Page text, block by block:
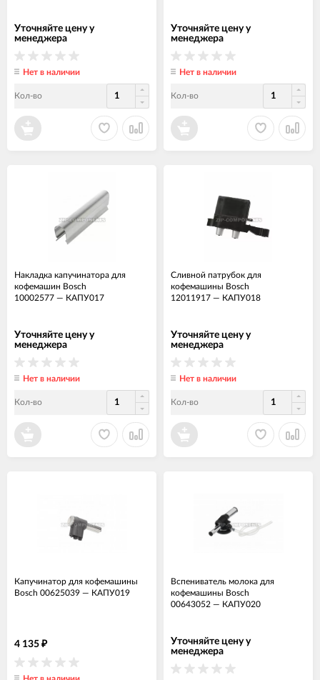
Уточняйте цену у
менеджера
Нет в наличии
Кол-во
Уточняйте цену у
менеджера
Нет в наличии
Кол-во
Накладка капучинатора для
кофемашин Bosch
10002577 — КАПУ017
Уточняйте цену у
менеджера
Нет в наличии
Кол-во
Сливной патрубок для
кофемашины Bosch
12011917 — КАПУ018
Уточняйте цену у
менеджера
Нет в наличии
Кол-во
Капучинатор для кофемашины
Bosch 00625039 — КАПУ019
4 135 ₽
Вспениватель молока для
кофемашины Bosch
00643052 — КАПУ020
Уточняйте цену у
менеджера